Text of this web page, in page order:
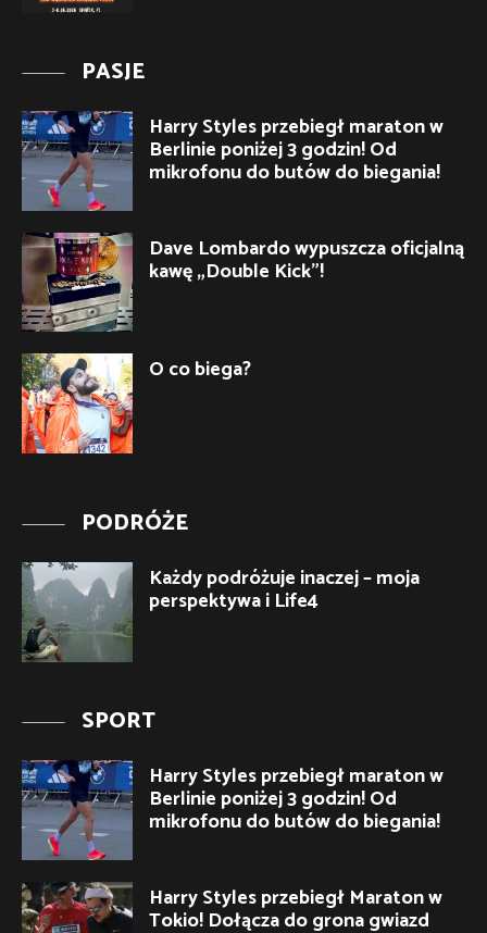
PASJE
Harry Styles przebiegł maraton w
Berlinie poniżej 3 godzin! Od
mikrofonu do butów do biegania!
Dave Lombardo wypuszcza oficjalną
kawę „Double Kick”!
O co biega?
PODRÓŻE
Każdy podróżuje inaczej – moja
perspektywa i Life4
SPORT
Harry Styles przebiegł maraton w
Berlinie poniżej 3 godzin! Od
mikrofonu do butów do biegania!
Harry Styles przebiegł Maraton w
Tokio! Dołącza do grona gwiazd